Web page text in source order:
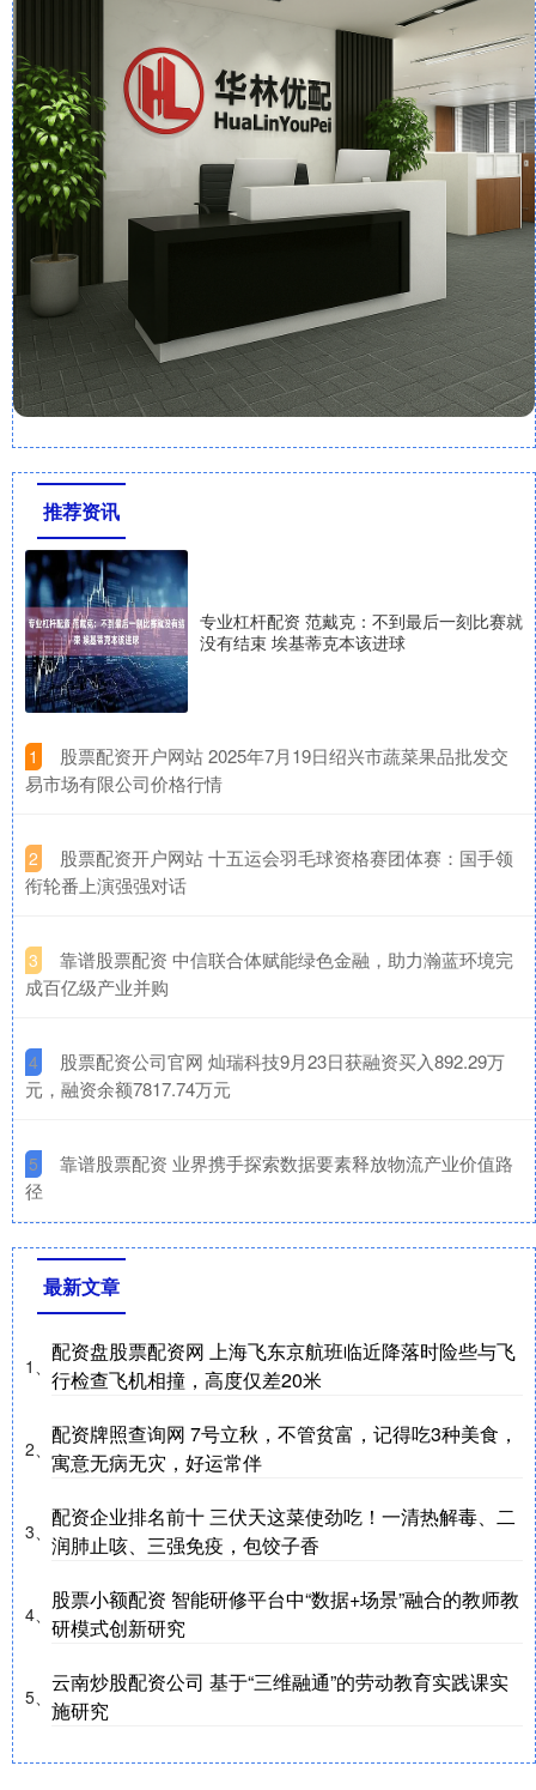
推荐资讯
专业杠杆配资 范戴克：不到最后一刻比赛就
没有结束 埃基蒂克本该进球
1
​股票配资开户网站 2025年7月19日绍兴市蔬菜果品批发交
易市场有限公司价格行情
2
​股票配资开户网站 十五运会羽毛球资格赛团体赛：国手领
衔轮番上演强强对话
3
​靠谱股票配资 中信联合体赋能绿色金融，助力瀚蓝环境完
成百亿级产业并购
4
​股票配资公司官网 灿瑞科技9月23日获融资买入892.29万
元，融资余额7817.74万元
5
​靠谱股票配资 业界携手探索数据要素释放物流产业价值路
径
最新文章
1、
配资盘股票配资网 上海飞东京航班临近降落时险些与飞
行检查飞机相撞，高度仅差20米
2、
配资牌照查询网 7号立秋，不管贫富，记得吃3种美食，
寓意无病无灾，好运常伴
3、
配资企业排名前十 三伏天这菜使劲吃！一清热解毒、二
润肺止咳、三强免疫，包饺子香
4、
股票小额配资 智能研修平台中“数据+场景”融合的教师教
研模式创新研究
5、
云南炒股配资公司 基于“三维融通”的劳动教育实践课实
施研究